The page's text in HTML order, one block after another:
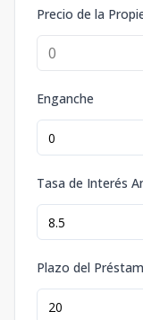
Precio de la
Enganche
Tasa de Interés
Plazo del